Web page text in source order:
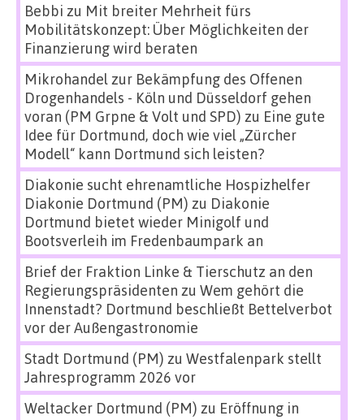
Bebbi zu Mit breiter Mehrheit fürs
Mobilitätskonzept: Über Möglichkeiten der
Finanzierung wird beraten
Mikrohandel zur Bekämpfung des Offenen
Drogenhandels - Köln und Düsseldorf gehen
voran (PM Grpne & Volt und SPD) zu Eine gute
Idee für Dortmund, doch wie viel „Zürcher
Modell“ kann Dortmund sich leisten?
Diakonie sucht ehrenamtliche Hospizhelfer
Diakonie Dortmund (PM) zu Diakonie
Dortmund bietet wieder Minigolf und
Bootsverleih im Fredenbaumpark an
Brief der Fraktion Linke & Tierschutz an den
Regierungspräsidenten zu Wem gehört die
Innenstadt? Dortmund beschließt Bettelverbot
vor der Außengastronomie
Stadt Dortmund (PM) zu Westfalenpark stellt
Jahresprogramm 2026 vor
Weltacker Dortmund (PM) zu Eröffnung in